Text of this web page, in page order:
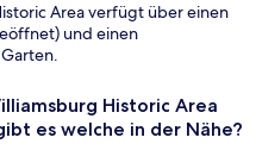
Area verfügt über einen
und einen
Historic Area
es welche in der Nähe?